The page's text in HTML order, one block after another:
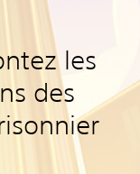
les
des